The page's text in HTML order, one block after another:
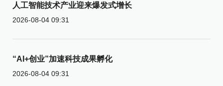
人工智能技术产业迎来爆发式增长
2026-08-04 09:31
“AI+创业”加速科技成果孵化
2026-08-04 09:31